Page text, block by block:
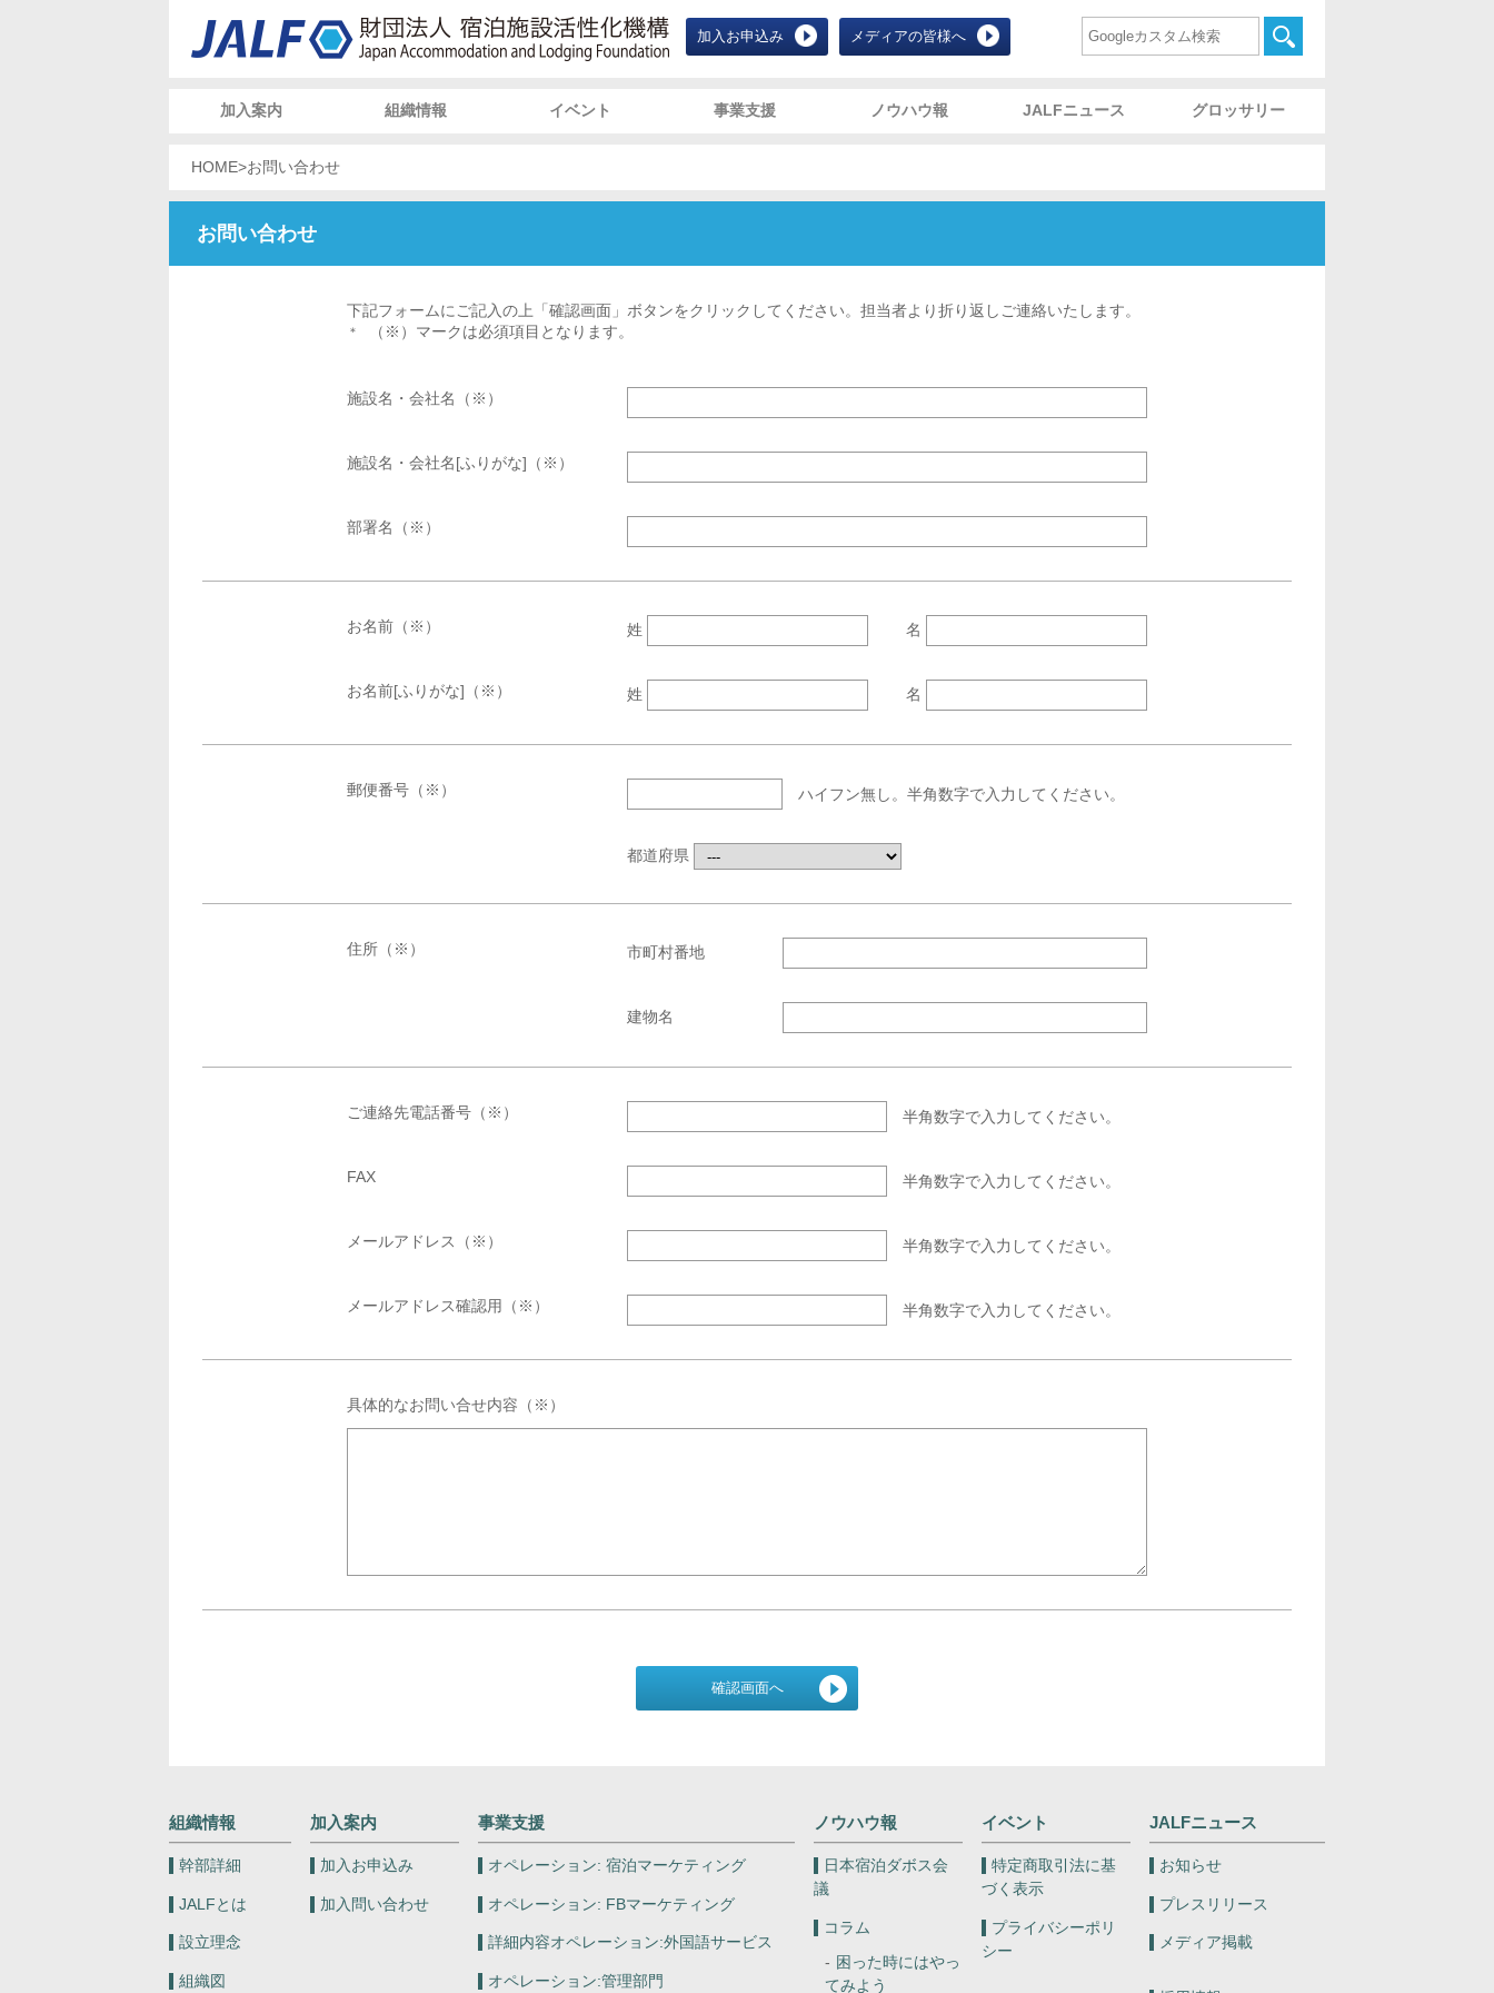
加入お申込み メディアの皆様へ
JALF 宿泊施設活性化機構 Japan Accommodation and Lodging Foundation 財団法人宿泊施設活性化機構
加入案内 組織情報 イベント 事業支援 ノウハウ報 JALFニュース グロッサリー
HOME>お問い合わせ
お問い合わせ
下記フォームにご記入の上「確認画面」ボタンをクリックしてください。担当者より折り返しご連絡いたします。
（※）マークは必須項目となります。
施設名・会社名（※）
施設名・会社名[ふりがな]（※）
部署名（※）
お名前（※） 姓 名
お名前[ふりがな]（※） 姓 名
郵便番号（※） ハイフン無し。半角数字で入力してください。
都道府県
住所（※） 市町村番地
建物名
ご連絡先電話番号（※） 半角数字で入力してください。
FAX 半角数字で入力してください。
メールアドレス（※） 半角数字で入力してください。
メールアドレス確認用（※） 半角数字で入力してください。
具体的なお問い合せ内容（※）
組織情報
幹部詳細
JALFとは
設立理念
組織図
加入案内
加入お申込み
加入問い合わせ
事業支援
オペレーション: 宿泊マーケティング
オペレーション: FBマーケティング
詳細内容オペレーション:外国語サービス
オペレーション:管理部門
ノウハウ報
日本宿泊ダボス会
議
コラム
困った時にはやっ
てみよう
イベント
特定商取引法に基
づく表示
プライバシーポリ
シー
JALFニュース
お知らせ
プレスリリース
メディア掲載